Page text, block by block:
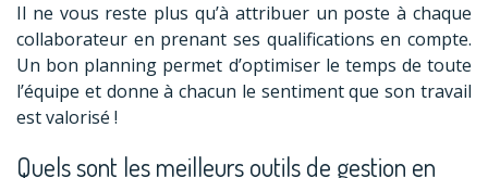
Il ne vous reste plus qu’à attribuer un poste à chaque
collaborateur en prenant ses qualifications en compte.
Un bon planning permet d’optimiser le temps de toute
l’équipe et donne à chacun le sentiment que son travail
est valorisé !
Quels sont les meilleurs outils de gestion en